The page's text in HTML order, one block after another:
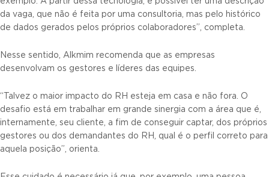
da vaga, que não é feita por uma consultoria, mas pelo histórico
de dados gerados pelos próprios colaboradores”, completa.
Nesse sentido, Alkmim recomenda que as empresas
desenvolvam os gestores e líderes das equipes.
“Talvez o maior impacto do RH esteja em casa e não fora. O
desafio está em trabalhar em grande sinergia com a área que é,
internamente, seu cliente, a fim de conseguir captar, dos próprios
gestores ou dos demandantes do RH, qual é o perfil correto para
aquela posição”, orienta.